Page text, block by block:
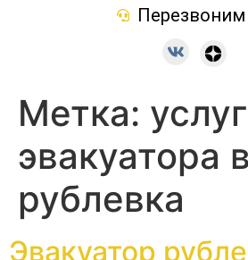
Метка:
эвакуатора в
рублевка
Эвакуатор